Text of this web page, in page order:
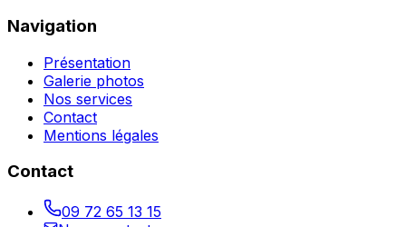
Navigation
Présentation
Galerie photos
Nos services
Contact
Mentions légales
Contact
09 72 65 13 15